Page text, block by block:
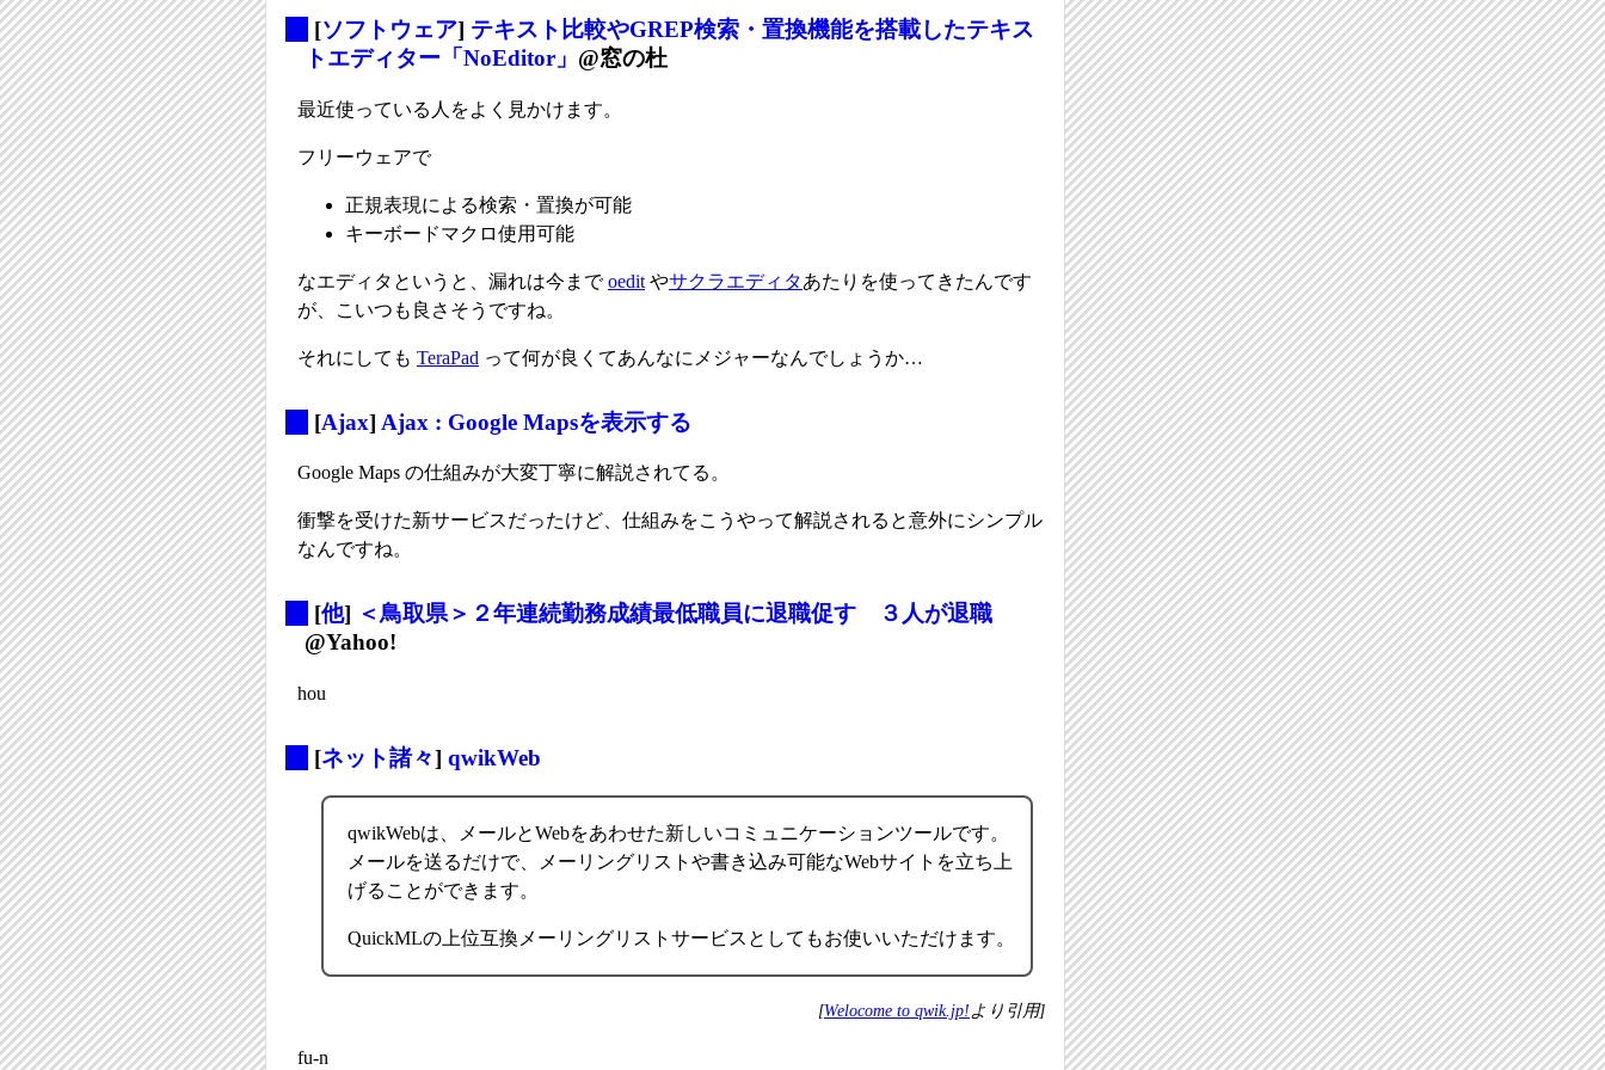
[ソフトウェア] テキスト比較やGREP検索・置換機能を搭載したテキス
トエディター「NoEditor」 @窓の杜
最近使っている人をよく見かけます。
フリーウェアで
正規表現による検索・置換が可能
キーボードマクロ使用可能
なエディタというと、漏れは今までoedit やサクラエディタあたりを使ってきたんです
が、こいつも良さそうですね。
それにしても TeraPad って何が良くてあんなにメジャーなんでしょうか…
[Ajax] Ajax : Google Mapsを表示する
Google Maps の仕組みが大変丁寧に解説されてる。
衝撃を受けた新サービスだったけど、仕組みをこうやって解説されると意外にシンプル
なんですね。
[他] ＜鳥取県＞２年連続勤務成績最低職員に退職促す ３人が退職
@Yahoo!
hou
[ネット諸々]qwikWeb
qwikWebは、メールとWebをあわせた新しいコミュニケーションツールです。
メールを送るだけで、メーリングリストや書き込み可能なWebサイトを立ち上
げることができます。
QuickMLの上位互換メーリングリストサービスとしてもお使いいただけます。
[Welocome to qwik.jp!より引用]
fu-n